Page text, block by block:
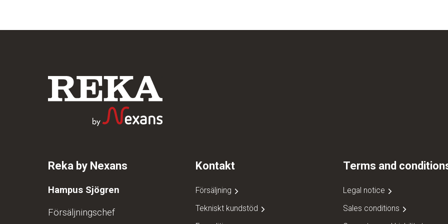
Reka by Nexans
Hampus Sjögren
Försäljningschef
Kontakt
Försäljning
Tekniskt kundstöd
Terms and
Legal notice
Sales conditions